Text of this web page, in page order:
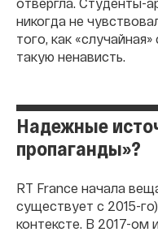
никогда не
того, как
такую ненависть.
Надежные
пропаганды»?
RT France начала
существует с 2015-
контексте. В 2017-ом